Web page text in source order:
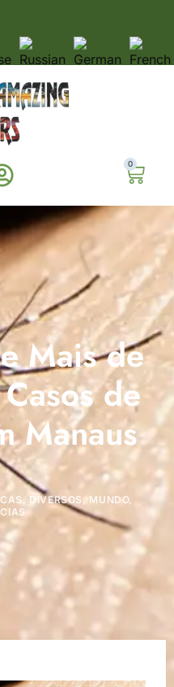
0
Mais de
de
Manaus
, DIVERSOS , MUNDO,